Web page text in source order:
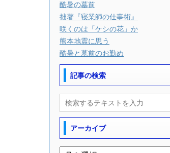
酷暑の墓前
拙著『寝業師の仕事術』
咲くのは「ケシの花」か
熊本地震に思う
酷暑と墓前のお勤め
記事の検索
アーカイブ